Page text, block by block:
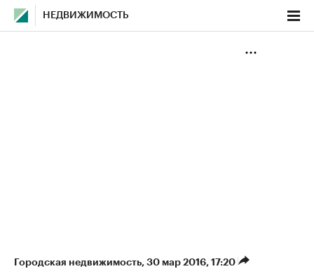
НЕДВИЖИМОСТЬ
Городская недвижимость⁠, 30 мар 2016, 17:20